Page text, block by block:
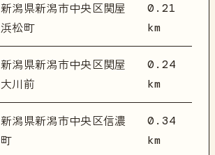
新潟県新潟市中央区関屋
浜松町
0.21
km
新潟県新潟市中央区関屋
大川前
0.24
km
新潟県新潟市中央区信濃
町
0.34
km